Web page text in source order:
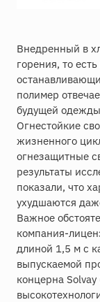
Внедренный в
горения, то
полимер
будущей
Огнестойкие
жизненного
огнезащитные
результаты
показали, что
ухудшаются
Важное
компания-
длиной 1,5 м с
выпускаемой
концерна